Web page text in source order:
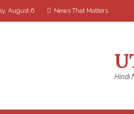
August 6 News That Matters
Hindi